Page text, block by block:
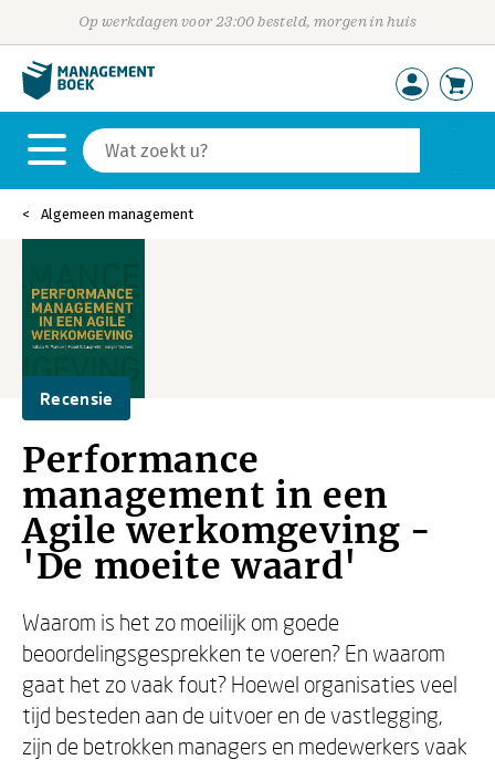
Op werkdagen voor 23:00 besteld, morgen in huis
Algemeen management
Recensie
Performance
management in een
Agile werkomgeving -
'De moeite waard'
Waarom is het zo moeilijk om goede
beoordelingsgesprekken te voeren? En waarom
gaat het zo vaak fout? Hoewel organisaties veel
tijd besteden aan de uitvoer en de vastlegging,
zijn de betrokken managers en medewerkers vaak